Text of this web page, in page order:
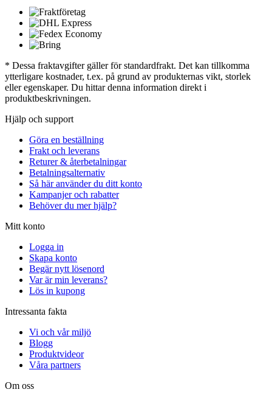
* Dessa fraktavgifter gäller för standardfrakt. Det kan tillkomma
ytterligare kostnader, t.ex. på grund av produkternas vikt, storlek
eller egenskaper. Du hittar denna information direkt i
produktbeskrivningen.
Hjälp och support
Göra en beställning
Frakt och leverans
Returer & återbetalningar
Betalningsalternativ
Så här använder du ditt konto
Kampanjer och rabatter
Behöver du mer hjälp?
Mitt konto
Logga in
Skapa konto
Begär nytt lösenord
Var är min leverans?
Lös in kupong
Intressanta fakta
Vi och vår miljö
Blogg
Produktvideor
Våra partners
Om oss